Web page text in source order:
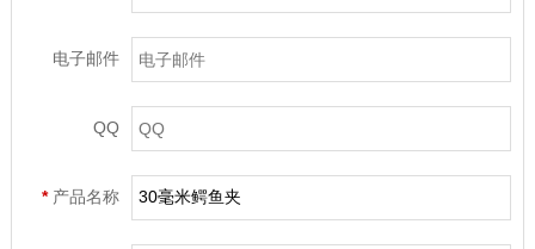
电子邮件
QQ
* 产品名称